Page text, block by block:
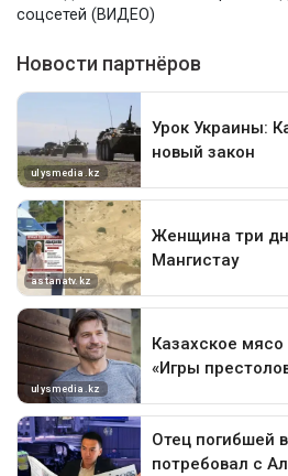
соцсетей (ВИДЕО)